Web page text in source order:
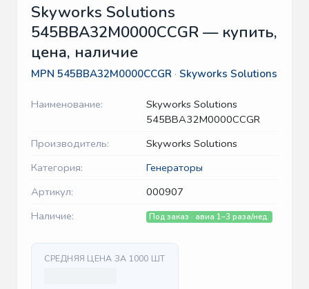
Skyworks Solutions
545BBA32M0000CCGR — купить,
цена, наличие
MPN 545BBA32M0000CCGR · Skyworks Solutions
Наименование:
Skyworks Solutions
545BBA32M0000CCGR
Производитель:
Skyworks Solutions
Категория:
Генераторы
Артикул:
000907
Наличие:
Под заказ · авиа 1–3 раза/нед.
СРЕДНЯЯ ЦЕНА ЗА 1000 ШТ